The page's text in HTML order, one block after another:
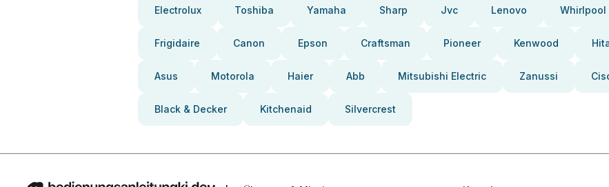
Electrolux Toshiba Yamaha Sharp Jvc Lenovo Whirlpool
Frigidaire Canon Epson Craftsman Pioneer Kenwood
Asus Motorola Haier Abb Mitsubishi Electric Zanussi
Black & Decker Kitchenaid Silvercrest